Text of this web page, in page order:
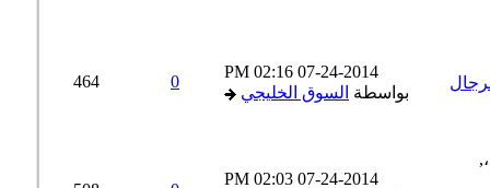
07-24-2014
02:16 PM
بواسطةالسوق الخليجي
464
07-24-2014
02:03 PM